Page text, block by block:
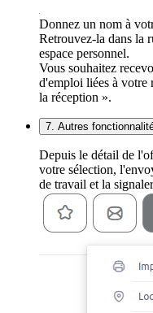
Donnez un nom à
Retrouvez-la dans la
espace personnel.
Vous souhaitez
d'emploi liées à votre
la réception ».
7. Autres
Depuis le détail de
votre sélection,
de travail et la